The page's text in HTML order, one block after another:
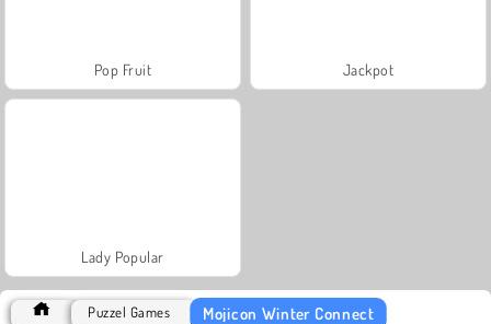
Pop Fruit Jackpot
Lady Popular
Puzzel Games Mojicon Winter Connect